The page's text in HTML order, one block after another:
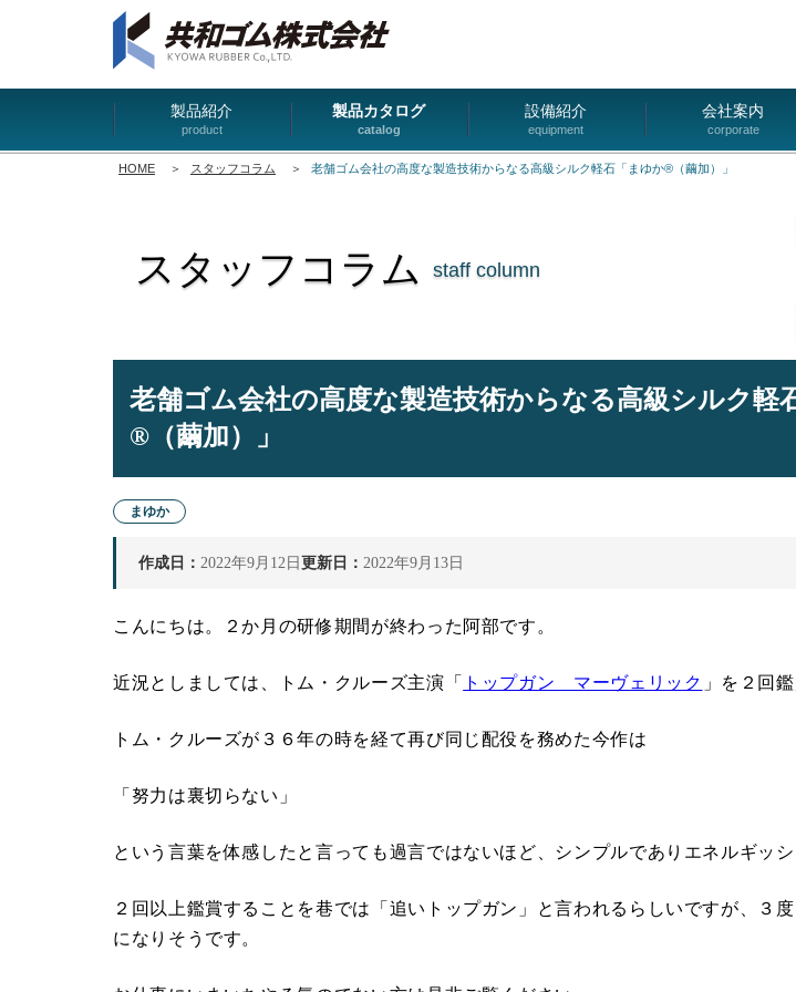
製品紹介
product
製品カタログ
catalog
設備紹介
equipment
会社案内
corporate
HOME ＞ スタッフコラム ＞ 老舗ゴム会社の高度な製造技術からなる高級シルク軽石「まゆか®（繭加）」
スタッフコラム staff column
老舗ゴム会社の高度な製造技術からなる高級シルク軽
®（繭加）」
まゆか
作成日： 2022年9月12日 更新日： 2022年9月13日
こんにちは。２か月の研修期間が終わった阿部です。
近況としましては、トム・クルーズ主演「 トップガン マーヴェリック 」を２回
トム・クルーズが３６年の時を経て再び同じ配役を務めた今作は
「努力は裏切らない」
という言葉を体感したと言っても過言ではないほど、シンプルでありエネルギッシ
２回以上鑑賞することを巷では「追いトップガン」と言われるらしいですが、３度
になりそうです。